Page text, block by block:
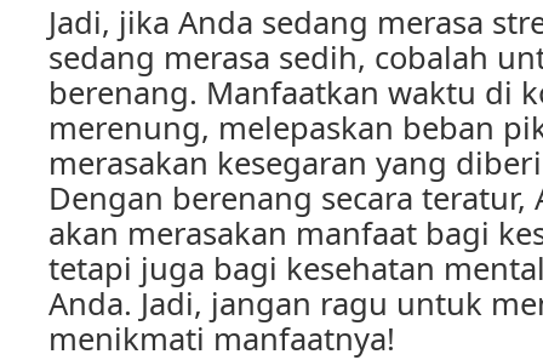
Jadi, jika Anda sedang merasa
sedang merasa sedih, cobalah
berenang. Manfaatkan waktu di
merenung, melepaskan beban
merasakan kesegaran yang
Dengan berenang secara teratur,
akan merasakan manfaat bagi
tetapi juga bagi kesehatan
Anda. Jadi, jangan ragu untuk
menikmati manfaatnya!